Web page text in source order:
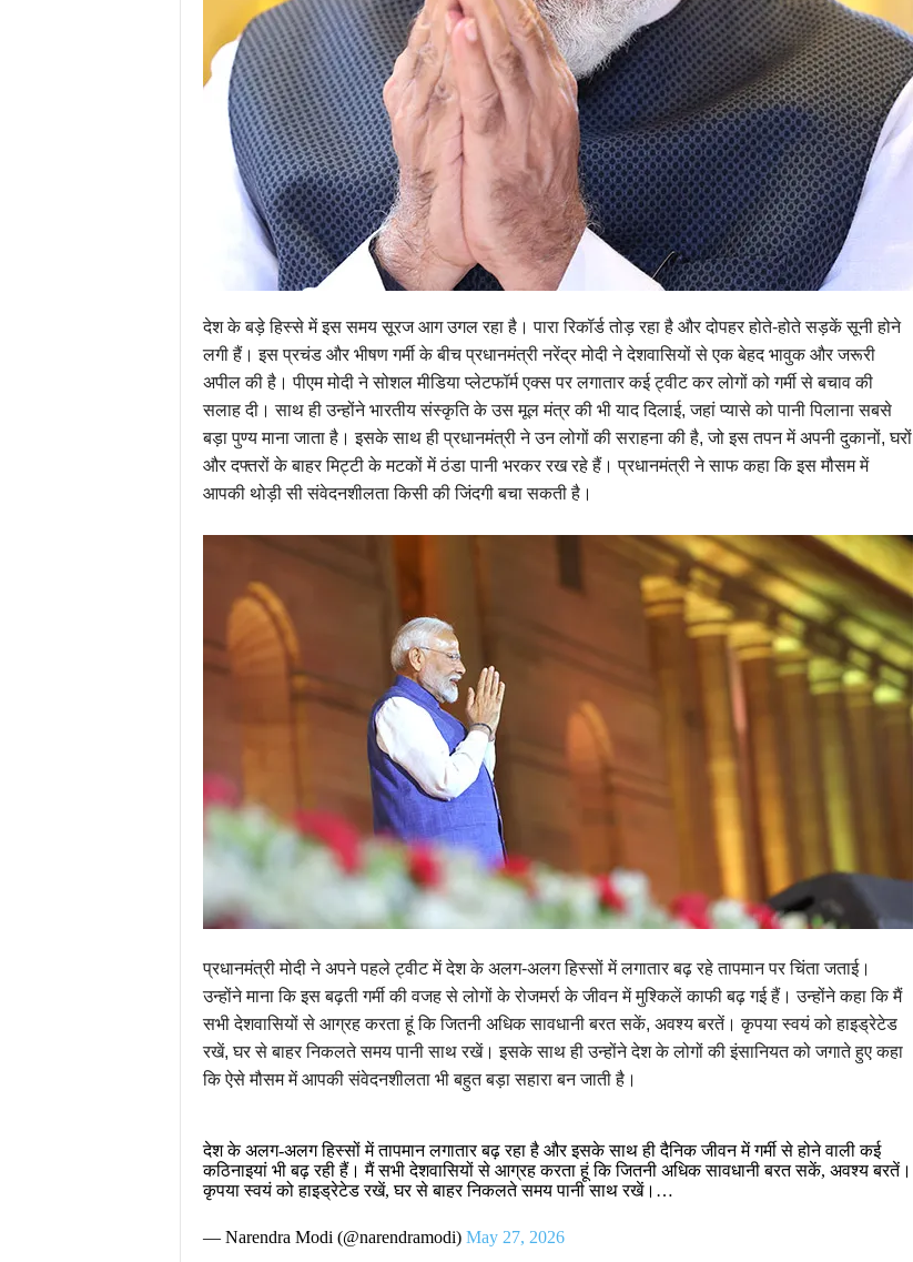
देश के बड़े हिस्से में इस समय सूरज आग उगल रहा है। पारा रिकॉर्ड तोड़ रहा है और दोपहर होते-होते सड़कें सूनी होने
लगी हैं। इस प्रचंड और भीषण गर्मी के बीच प्रधानमंत्री नरेंद्र मोदी ने देशवासियों से एक बेहद भावुक और जरूरी
अपील की है। पीएम मोदी ने सोशल मीडिया प्लेटफॉर्म एक्स पर लगातार कई ट्वीट कर लोगों को गर्मी से बचाव की
सलाह दी। साथ ही उन्होंने भारतीय संस्कृति के उस मूल मंत्र की भी याद दिलाई, जहां प्यासे को पानी पिलाना सबसे
बड़ा पुण्य माना जाता है। इसके साथ ही प्रधानमंत्री ने उन लोगों की सराहना की है, जो इस तपन में अपनी दुकानों, घरों
और दफ्तरों के बाहर मिट्टी के मटकों में ठंडा पानी भरकर रख रहे हैं। प्रधानमंत्री ने साफ कहा कि इस मौसम में
आपकी थोड़ी सी संवेदनशीलता किसी की जिंदगी बचा सकती है।
प्रधानमंत्री मोदी ने अपने पहले ट्वीट में देश के अलग-अलग हिस्सों में लगातार बढ़ रहे तापमान पर चिंता जताई।
उन्होंने माना कि इस बढ़ती गर्मी की वजह से लोगों के रोजमर्रा के जीवन में मुश्किलें काफी बढ़ गई हैं। उन्होंने कहा कि मैं
सभी देशवासियों से आग्रह करता हूं कि जितनी अधिक सावधानी बरत सकें, अवश्य बरतें। कृपया स्वयं को हाइड्रेटेड
रखें, घर से बाहर निकलते समय पानी साथ रखें। इसके साथ ही उन्होंने देश के लोगों की इंसानियत को जगाते हुए कहा
कि ऐसे मौसम में आपकी संवेदनशीलता भी बहुत बड़ा सहारा बन जाती है।
देश के अलग-अलग हिस्सों में तापमान लगातार बढ़ रहा है और इसके साथ ही दैनिक जीवन में गर्मी से होने वाली कई
कठिनाइयां भी बढ़ रही हैं। मैं सभी देशवासियों से आग्रह करता हूं कि जितनी अधिक सावधानी बरत सकें, अवश्य बरतें।
कृपया स्वयं को हाइड्रेटेड रखें, घर से बाहर निकलते समय पानी साथ रखें।…
— Narendra Modi (@narendramodi) May 27, 2026